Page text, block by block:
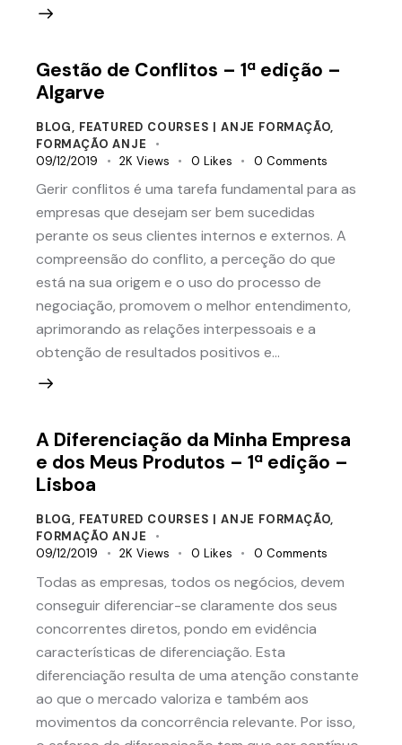
Gestão de Conflitos – 1ª edição –
Algarve
BLOG, FEATURED COURSES | ANJE FORMAÇÃO,
FORMAÇÃO ANJE
09/12/2019
2K Views 0 Likes 0 Comments
Gerir conflitos é uma tarefa fundamental para as
empresas que desejam ser bem sucedidas
perante os seus clientes internos e externos. A
compreensão do conflito, a perceção do que
está na sua origem e o uso do processo de
negociação, promovem o melhor entendimento,
aprimorando as relações interpessoais e a
obtenção de resultados positivos e…
A Diferenciação da Minha Empresa
e dos Meus Produtos – 1ª edição –
Lisboa
BLOG, FEATURED COURSES | ANJE FORMAÇÃO,
FORMAÇÃO ANJE
09/12/2019
2K Views 0 Likes 0 Comments
Todas as empresas, todos os negócios, devem
conseguir diferenciar-se claramente dos seus
concorrentes diretos, pondo em evidência
características de diferenciação. Esta
diferenciação resulta de uma atenção constante
ao que o mercado valoriza e também aos
movimentos da concorrência relevante. Por isso,